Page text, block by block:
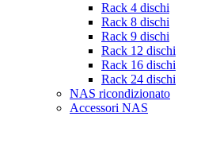
Rack 4 dischi
Rack 8 dischi
Rack 9 dischi
Rack 12 dischi
Rack 16 dischi
Rack 24 dischi
NAS ricondizionato
Accessori NAS